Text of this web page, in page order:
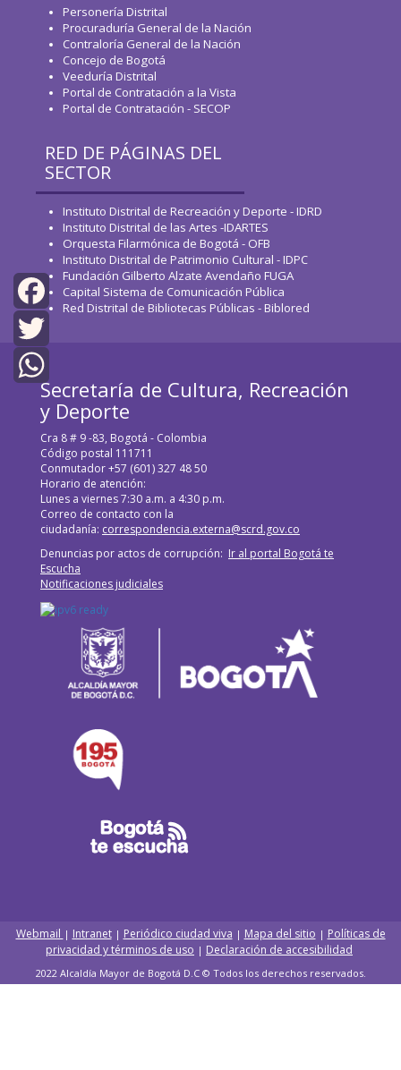
Facebook
Twitter
WhatsApp
Personería Distrital
Procuraduría General de la Nación
Contraloría General de la Nación
Concejo de Bogotá
Veeduría Distrital
Portal de Contratación a la Vista
Portal de Contratación - SECOP
RED DE PÁGINAS DEL
SECTOR
Instituto Distrital de Recreación y Deporte - IDRD
Instituto Distrital de las Artes -IDARTES
Orquesta Filarmónica de Bogotá - OFB
Instituto Distrital de Patrimonio Cultural - IDPC
Fundación Gilberto Alzate Avendaño FUGA
Capital Sistema de Comunicación Pública
Red Distrital de Bibliotecas Públicas - Biblored
Secretaría de Cultura, Recreación
y Deporte
Cra 8 # 9 -83, Bogotá - Colombia
Código postal 111711
Conmutador +57 (601) 327 48 50
Horario de atención:
Lunes a viernes 7:30 a.m. a 4:30 p.m.
Correo de contacto con la
ciudadanía: correspondencia.externa@scrd.gov.co
Denuncias por actos de corrupción: Ir al portal Bogotá te
Escucha
Notificaciones judiciales
Webmail | Intranet| Periódico ciudad viva | Mapa del sitio | Políticas de
privacidad y términos de uso | Declaración de accesibilidad
2022 Alcaldía Mayor de Bogotá D.C © Todos los derechos reservados.